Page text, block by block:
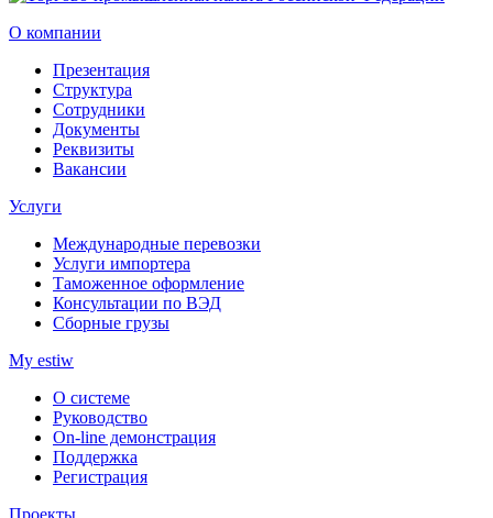
О компании
Презентация
Структура
Сотрудники
Документы
Реквизиты
Вакансии
Услуги
Международные перевозки
Услуги импортера
Таможенное оформление
Консультации по ВЭД
Сборные грузы
My estiw
О системе
Руководство
On-line демонстрация
Поддержка
Регистрация
Проекты